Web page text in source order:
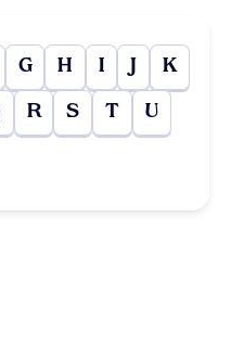
G H I J K
R S T U